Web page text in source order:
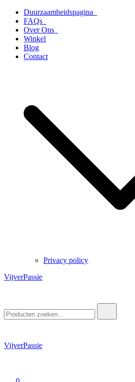
naar
inhoud
Duurzaamheidspagina
FAQs
Over Ons
Winkel
Blog
Contact
Privacy policy
VijverPassie
naar:
VijverPassie